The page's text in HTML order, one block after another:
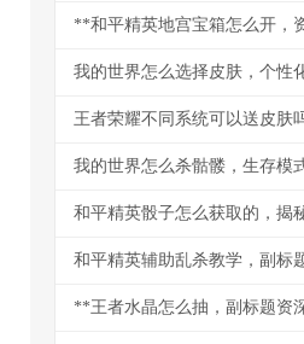
我的世界怎么选择皮肤，个性
我的世界怎么杀骷髅，生存模
和平精英骰子怎么获取的，揭